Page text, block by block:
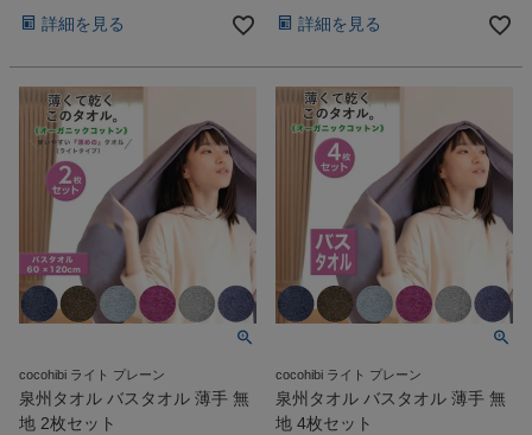
詳細を見る 詳細を見る
cocohibi ライト プレーン
泉州タオル バスタオル 薄手 無
地 2枚セット
cocohibi ライト プレーン
泉州タオル バスタオル 薄手 無
地 4枚セット